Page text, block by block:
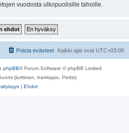
vuodosta ulkopuolisille tahoille.
Kaikki ajat ovat UTC+03:00
Poista evästeet
phpBB® Forum Software © phpBB Limited
(lurttinen, harritapio, Pettis)
| Ehdot